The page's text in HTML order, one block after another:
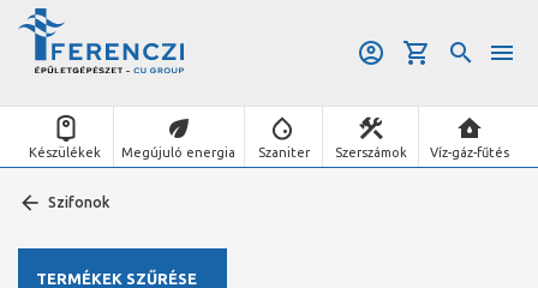
Készülékek Megújuló energia Szaniter Szerszámok Víz-gáz-fűtés
Szifonok
TERMÉKEK SZŰRÉSE